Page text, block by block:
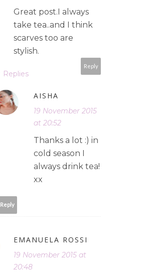
Great post.I always
take tea..and I think
scarves too are
stylish.
Reply
Replies
AISHA
19 November 2015
at 20:52
Thanks a lot :) in
cold season I
always drink tea!
xx
Reply
EMANUELA ROSSI
19 November 2015 at
20:48